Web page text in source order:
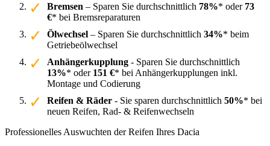
Bremsen – Sparen Sie durchschnittlich 78%* oder 73
€* bei Bremsreparaturen
Ölwechsel – Sparen Sie durchschnittlich 34%* beim
Getriebeölwechsel
Anhängerkupplung - Sparen Sie durchschnittlich
13%* oder 151 €* bei Anhängerkupplungen inkl.
Montage und Codierung
Reifen & Räder - Sie sparen durchschnittlich 50%* bei
neuen Reifen, Rad- & Reifenwechseln
Professionelles Auswuchten der Reifen Ihres Dacia